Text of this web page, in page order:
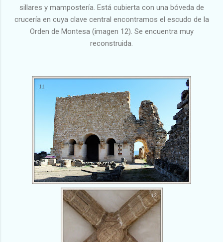
sillares y mampostería. Está cubierta con una bóveda de
crucería en cuya clave central encontramos el escudo de la
Orden de Montesa (imagen 12). Se encuentra muy
reconstruida.